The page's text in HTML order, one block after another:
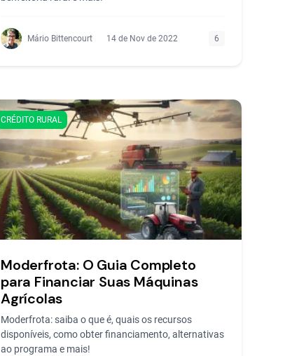
Mário Bittencourt 14 de Nov de 2022 6
CRÉDITO RURAL
Moderfrota: O Guia Completo
para Financiar Suas Máquinas
Agrícolas
Moderfrota: saiba o que é, quais os recursos
disponíveis, como obter financiamento, alternativas
ao programa e mais!